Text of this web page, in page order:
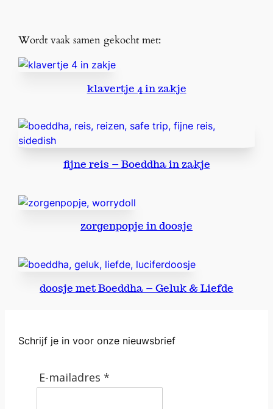
r
v
n
g
a
Wordt vaak samen gekocht met:
klavertje 4 in zakje
fijne reis – Boeddha in zakje
zorgenpopje in doosje
doosje met Boeddha – Geluk & Liefde
Schrijf je in voor onze nieuwsbrief
E-mailadres *